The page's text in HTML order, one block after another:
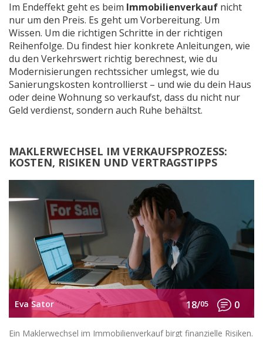
Im Endeffekt geht es beim Immobilienverkauf nicht
nur um den Preis. Es geht um Vorbereitung. Um
Wissen. Um die richtigen Schritte in der richtigen
Reihenfolge. Du findest hier konkrete Anleitungen, wie
du den Verkehrswert richtig berechnest, wie du
Modernisierungen rechtssicher umlegst, wie du
Sanierungskosten kontrollierst – und wie du dein Haus
oder deine Wohnung so verkaufst, dass du nicht nur
Geld verdienst, sondern auch Ruhe behältst.
MAKLERWECHSEL IM VERKAUFSPROZESS:
KOSTEN, RISIKEN UND VERTRAGSTIPPS
Eva Sator 18/05 0
Ein Maklerwechsel im Immobilienverkauf birgt finanzielle Risiken.